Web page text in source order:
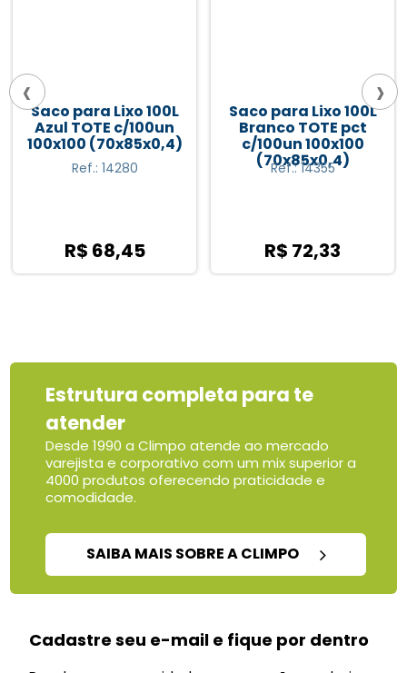
Saco para Lixo 100L
Branco TOTE pct
c/100un 100x100
(70x85x0,4)
Ref.: 14355
R$ 72,33
Saco para Lixo
Amarelo TOTE
c/100un
(70x85x0,4)
Ref.: 14453
R$ 68,45
‹ ›
Estrutura completa para te
atender
Desde 1990 a Climpo atende ao mercado
varejista e corporativo com um mix superior a
4000 produtos oferecendo praticidade e
comodidade.
SAIBA MAIS SOBRE A CLIMPO
Cadastre seu e-mail e fique por dentro